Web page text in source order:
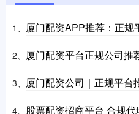
1、 厦门配资APP推荐：正规
2、 厦门配资平台正规公司推
3、 厦门配资公司｜正规平台
4、 股票配资招商平台 合规